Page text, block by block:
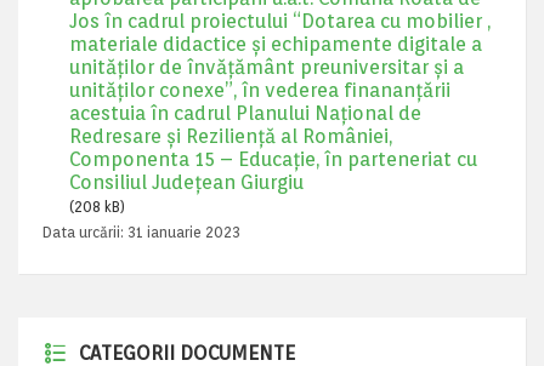
Jos în cadrul proiectului “Dotarea cu mobilier ,
materiale didactice și echipamente digitale a
unităților de învățământ preuniversitar și a
unităților conexe”, în vederea finananțării
acestuia în cadrul Planului Național de
Redresare și Reziliență al României,
Componenta 15 – Educație, în parteneriat cu
Consiliul Județean Giurgiu
(208 kB)
Data urcării: 31 ianuarie 2023
CATEGORII DOCUMENTE